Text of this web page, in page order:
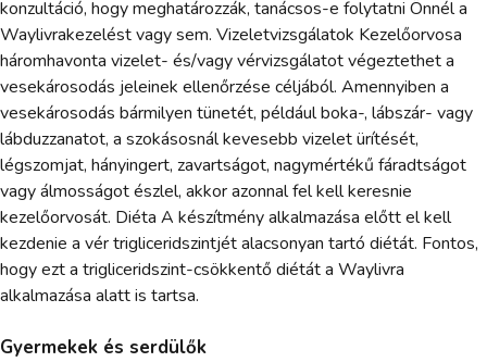
konzultáció, hogy meghatározzák, tanácsos-e folytatni Önnél a
Waylivrakezelést vagy sem. Vizeletvizsgálatok Kezelőorvosa
háromhavonta vizelet- és/vagy vérvizsgálatot végeztethet a
vesekárosodás jeleinek ellenőrzése céljából. Amennyiben a
vesekárosodás bármilyen tünetét, például boka-, lábszár- vagy
lábduzzanatot, a szokásosnál kevesebb vizelet ürítését,
légszomjat, hányingert, zavartságot, nagymértékű fáradtságot
vagy álmosságot észlel, akkor azonnal fel kell keresnie
kezelőorvosát. Diéta A készítmény alkalmazása előtt el kell
kezdenie a vér trigliceridszintjét alacsonyan tartó diétát. Fontos,
hogy ezt a trigliceridszint-csökkentő diétát a Waylivra
alkalmazása alatt is tartsa.
Gyermekek és serdülők